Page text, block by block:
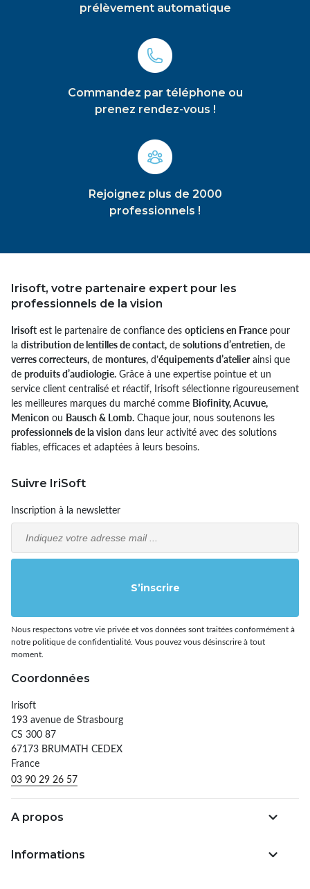
prélèvement automatique
Commandez par téléphone ou
prenez rendez-vous !
Rejoignez plus de 2000
professionnels !
Irisoft, votre partenaire expert pour les
professionnels de la vision
Irisoft est le partenaire de confiance des opticiens en France pour
la distribution de lentilles de contact, de solutions d’entretien, de
verres correcteurs, de montures, d’équipements d’atelierainsi que
de produits d’audiologie. Grâce à une expertise pointue et un
service client centralisé et réactif, Irisoft sélectionne rigoureusement
les meilleures marques du marché comme Biofinity, Acuvue,
Menicon ou Bausch & Lomb. Chaque jour, nous soutenons les
professionnels de la vision dans leur activité avec des solutions
fiables, efficaces et adaptées à leurs besoins.
Suivre IriSoft
Inscription à la newsletter
Email
S’inscrire
Nous respectons votre vie privée et vos données sont traitées conformément à
notre politique de confidentialité. Vous pouvez vous désinscrire à tout
moment.
Coordonnées
Irisoft
193 avenue de Strasbourg
CS 300 87
67173 BRUMATH CEDEX
France
03 90 29 26 57
A propos
Informations